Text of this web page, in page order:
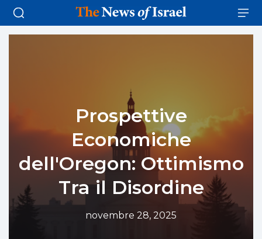
Prospettive
Economiche
dell'Oregon: Ottimismo
Tra il Disordine
novembre 28, 2025